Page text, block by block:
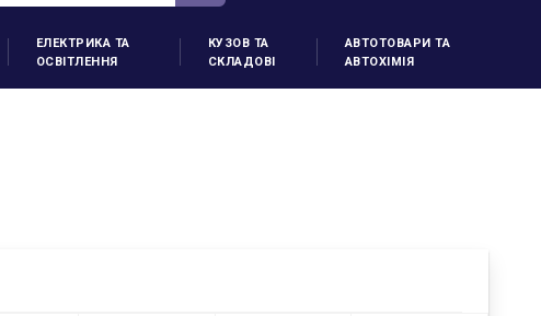
ЕЛЕКТРИКА ТА
ОСВІТЛЕННЯ
КУЗОВ ТА
СКЛАДОВІ
АВТОТОВАРИ ТА
АВТОХІМІЯ